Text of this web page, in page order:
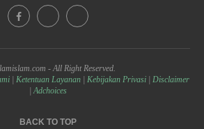
- All Right Reserved.
| Ketentuan Layanan| Kebijakan Privasi| Disclaimer
|Adchoices
BACK TO TOP